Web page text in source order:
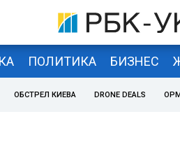
ПОЛИТИКА БИЗНЕС
ОБСТРЕЛ КИЕВА DRONE DEALS